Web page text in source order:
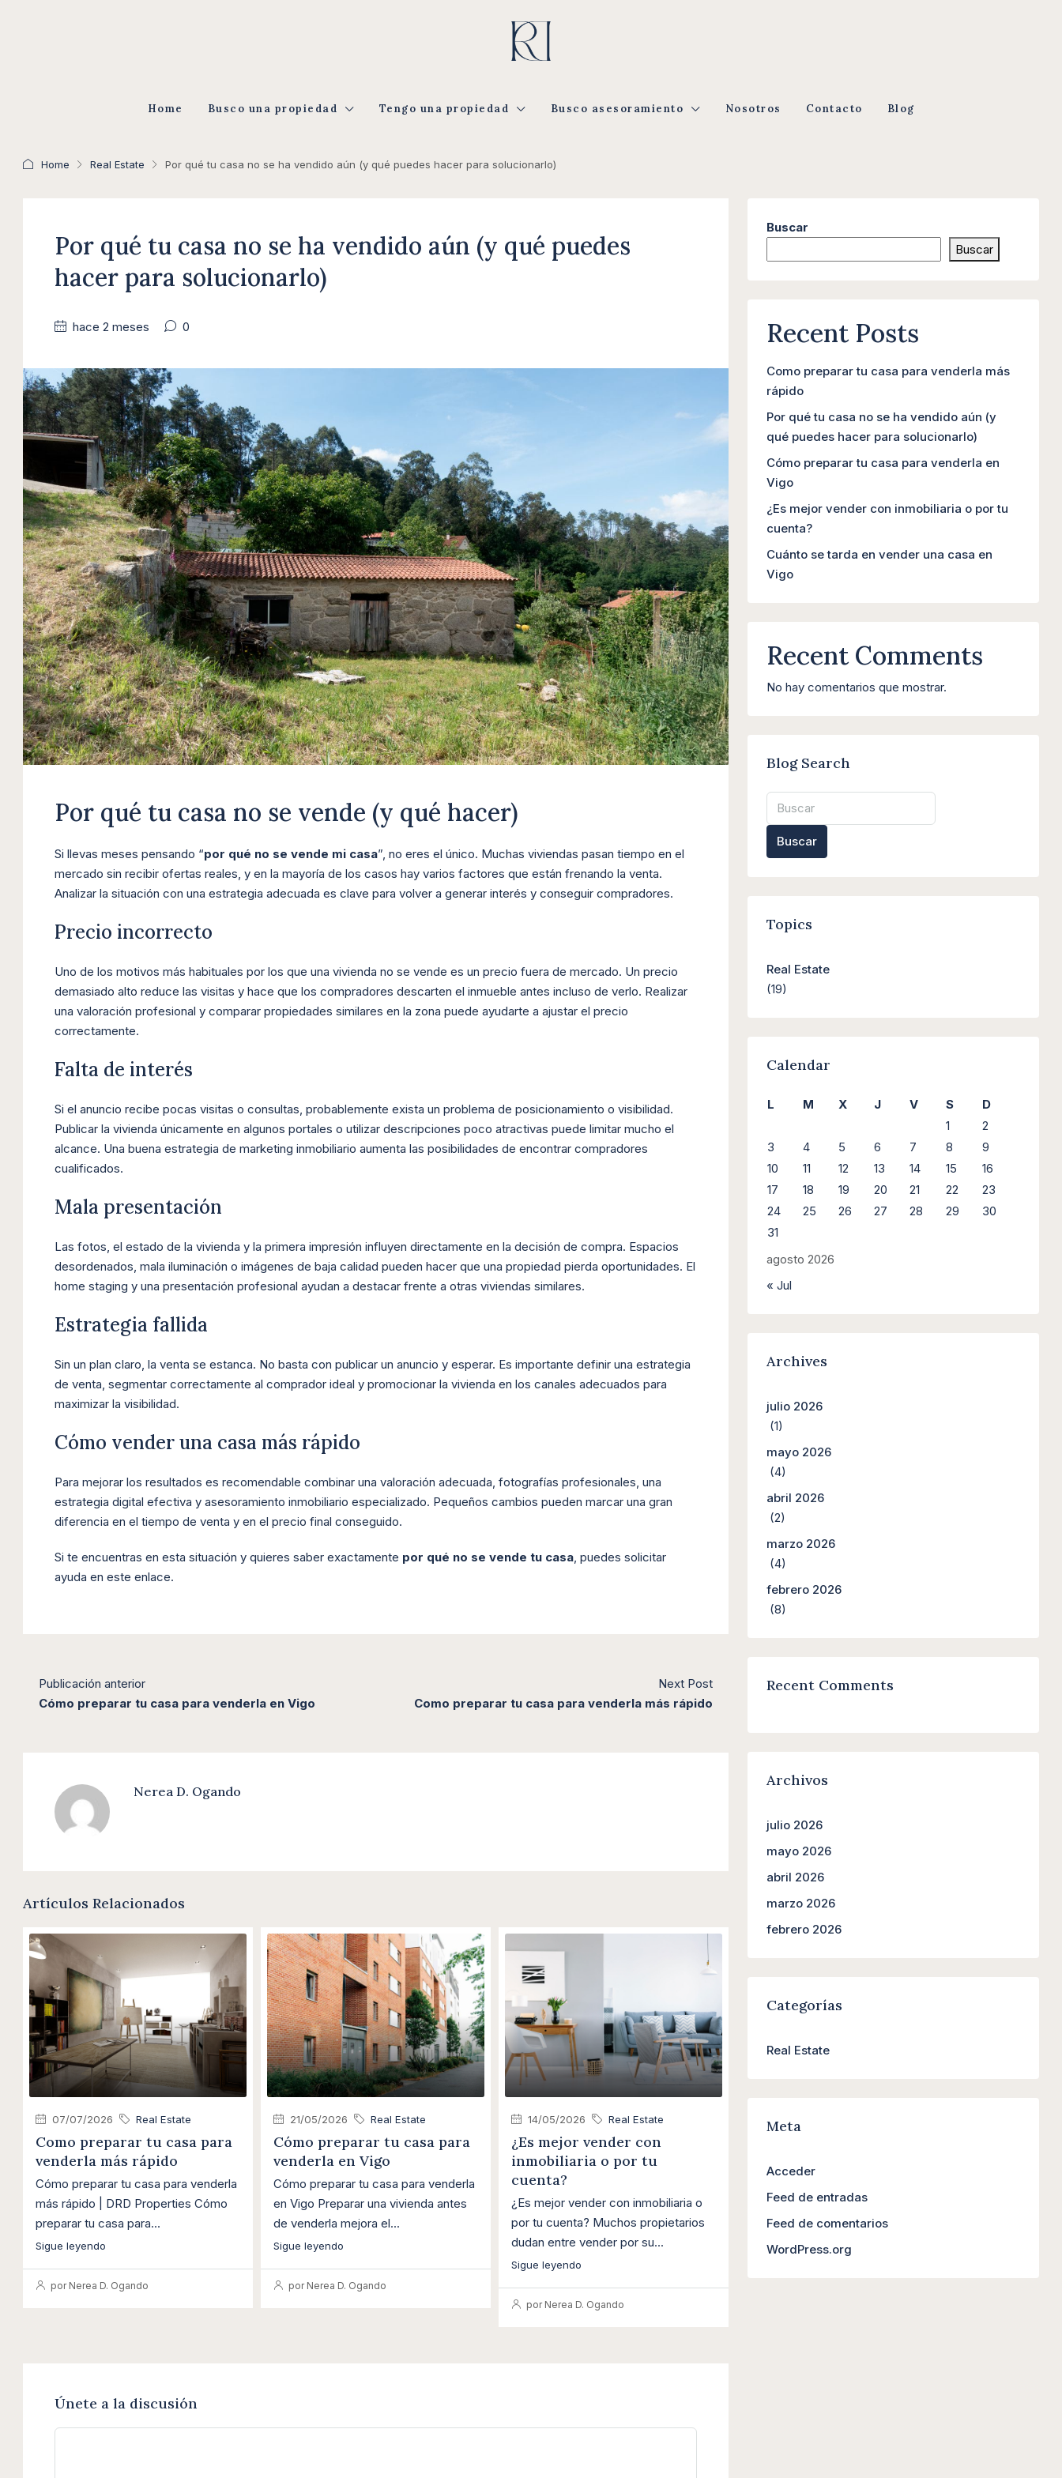
Home Busco una propiedad Tengo una propiedad Busco asesoramiento Nosotros Contacto Blog
Home Real Estate Por qué tu casa no se ha vendido aún (y qué puedes hacer para solucionarlo)
Por qué tu casa no se ha vendido aún (y qué puedes
hacer para solucionarlo)
hace 2 meses 0
Por qué tu casa no se vende (y qué hacer)
Si llevas meses pensando “por qué no se vende mi casa”, no eres el único. Muchas viviendas pasan tiempo en el
mercado sin recibir ofertas reales, y en la mayoría de los casos hay varios factores que están frenando la venta.
Analizar la situación con una estrategia adecuada es clave para volver a generar interés y conseguir compradores.
Precio incorrecto
Uno de los motivos más habituales por los que una vivienda no se vende es un precio fuera de mercado. Un precio
demasiado alto reduce las visitas y hace que los compradores descarten el inmueble antes incluso de verlo. Realizar
una valoración profesional y comparar propiedades similares en la zona puede ayudarte a ajustar el precio
correctamente.
Falta de interés
Si el anuncio recibe pocas visitas o consultas, probablemente exista un problema de posicionamiento o visibilidad.
Publicar la vivienda únicamente en algunos portales o utilizar descripciones poco atractivas puede limitar mucho el
alcance. Una buena estrategia de marketing inmobiliario aumenta las posibilidades de encontrar compradores
cualificados.
Mala presentación
Las fotos, el estado de la vivienda y la primera impresión influyen directamente en la decisión de compra. Espacios
desordenados, mala iluminación o imágenes de baja calidad pueden hacer que una propiedad pierda oportunidades. El
home staging y una presentación profesional ayudan a destacar frente a otras viviendas similares.
Estrategia fallida
Sin un plan claro, la venta se estanca. No basta con publicar un anuncio y esperar. Es importante definir una estrategia
de venta, segmentar correctamente al comprador ideal y promocionar la vivienda en los canales adecuados para
maximizar la visibilidad.
Cómo vender una casa más rápido
Para mejorar los resultados es recomendable combinar una valoración adecuada, fotografías profesionales, una
estrategia digital efectiva y asesoramiento inmobiliario especializado. Pequeños cambios pueden marcar una gran
diferencia en el tiempo de venta y en el precio final conseguido.
Si te encuentras en esta situación y quieres saber exactamente por qué no se vende tu casa, puedes solicitar
ayuda en este enlace.
Publicación anterior
Cómo preparar tu casa para venderla en Vigo
Next Post
Como preparar tu casa para venderla más rápido
Nerea D. Ogando
Artículos Relacionados
07/07/2026 Real Estate
Como preparar tu casa para
venderla más rápido
Cómo preparar tu casa para venderla
más rápido | DRD Properties Cómo
preparar tu casa para...
Sigue leyendo
por Nerea D. Ogando
21/05/2026 Real Estate
Cómo preparar tu casa para
venderla en Vigo
Cómo preparar tu casa para venderla
en Vigo Preparar una vivienda antes
de venderla mejora el...
Sigue leyendo
por Nerea D. Ogando
14/05/2026 Real Estate
¿Es mejor vender con
inmobiliaria o por tu
cuenta?
¿Es mejor vender con inmobiliaria o
por tu cuenta? Muchos propietarios
dudan entre vender por su...
Sigue leyendo
por Nerea D. Ogando
Únete a la discusión
Buscar
Buscar
Recent Posts
Como preparar tu casa para venderla más
rápido
Por qué tu casa no se ha vendido aún (y
qué puedes hacer para solucionarlo)
Cómo preparar tu casa para venderla en
Vigo
¿Es mejor vender con inmobiliaria o por tu
cuenta?
Cuánto se tarda en vender una casa en
Vigo
Recent Comments
No hay comentarios que mostrar.
Blog Search
Buscar
Topics
Real Estate
(19)
Calendar
agosto 2026
L M X J V S
D
1
2
3
4 5 6 7 8
9
10
11 12 13 14 15
16
17
18 19 20 21 22
23
24
25 26 27 28 29
30
31
« Jul
Archives
julio 2026
(1)
mayo 2026
(4)
abril 2026
(2)
marzo 2026
(4)
febrero 2026
(8)
Recent Comments
Archivos
julio 2026
mayo 2026
abril 2026
marzo 2026
febrero 2026
Categorías
Real Estate
Meta
Acceder
Feed de entradas
Feed de comentarios
WordPress.org